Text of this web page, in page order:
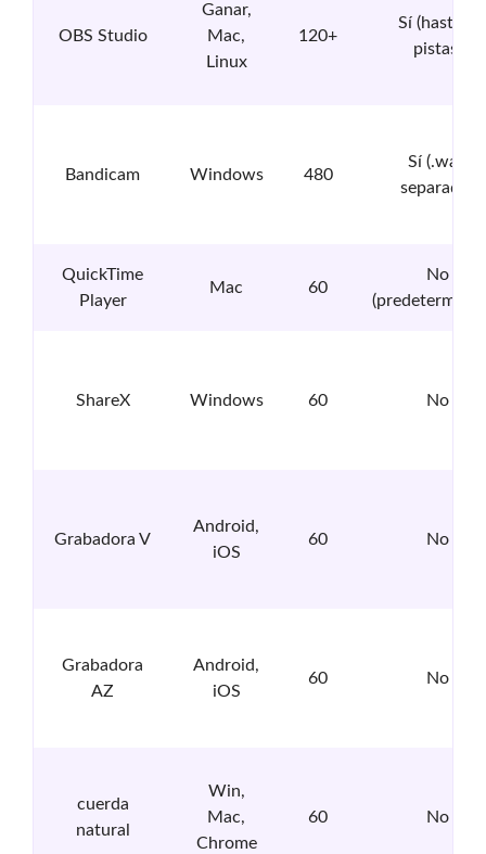
OBS Studio
Ganar,
Mac,
Linux
120+
Sí (hasta 6
pistas)
Bandicam Windows 480
Sí (.wav
separado)
QuickTime
Player
Mac 60
No
ShareX Windows 60 No
Grabadora V
Android,
iOS
60 No
Grabadora
AZ
Android,
iOS
60 No
cuerda
natural
Win,
Mac,
Chrome
60 No